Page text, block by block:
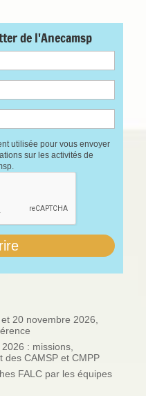
de l'Anecamsp
utilisée pour vous envoyer
sur les activités de
20 novembre 2026,
: missions,
des CAMSP et CMPP
FALC par les équipes